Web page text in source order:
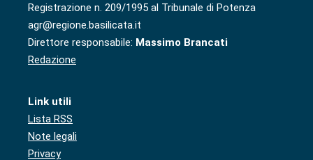
Registrazione n. 209/1995 al Tribunale di Potenza
agr@regione.basilicata.it
Direttore responsabile: Massimo Brancati
Redazione
Link utili
Lista RSS
Note legali
Privacy